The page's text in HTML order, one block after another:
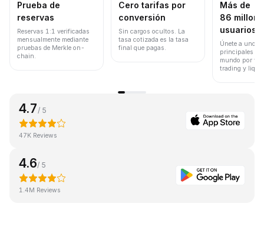
Prueba de
reservas
Reservas 1:1 verificadas
mensualmente mediante
pruebas de Merkle on-
chain.
Cero tarifas por
conversión
Sin cargos ocultos. La
tasa cotizada es la tasa
final que pagas.
Más de
86
usuarios
Únete a uno
principales
mundo por
trading y
4.7 / 5
47K Reviews
4.6/ 5
1.4M Reviews